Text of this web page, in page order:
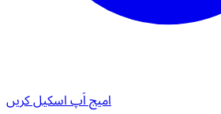
امیج اَپ اسکیل کریں